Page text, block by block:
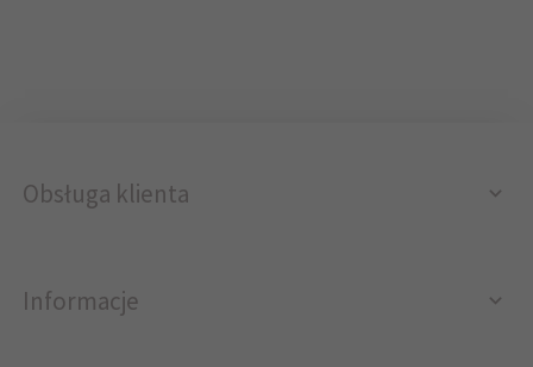
Obsługa klienta
Informacje